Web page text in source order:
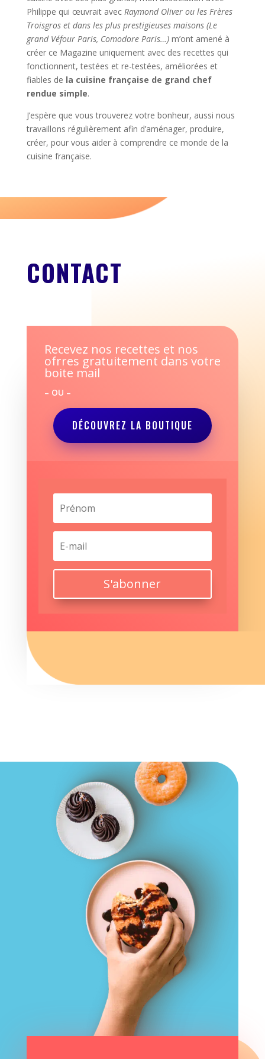
Philippe qui œuvrait avec Raymond Oliver ou les Frères
Troisgros et dans les plus prestigieuses maisons (Le
grand Véfour Paris, Comodore Paris…)m’ont amené à
créer ce Magazine uniquement avec des recettes qui
fonctionnent, testées et re-testées, améliorées et
fiables de la cuisine française de grand chef
rendue simple.
J’espère que vous trouverez votre bonheur, aussi nous
travaillons régulièrement afin d’aménager, produire,
créer, pour vous aider à comprendre ce monde de la
cuisine française.
CONTACT
Recevez nos recettes et nos
ofrres gratuitement dans votre
boite mail
– OU –
DÉCOUVREZ LA BOUTIQUE
S'abonner